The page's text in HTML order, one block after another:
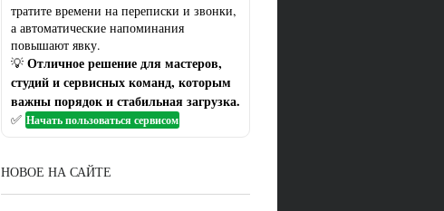
тратите времени на переписки и звонки,
а автоматические напоминания
повышают явку.
💡 Отличное решение для мастеров,
студий и сервисных команд, которым
важны порядок и стабильная загрузка.
✅ Начать пользоваться сервисом
НОВОЕ НА САЙТЕ